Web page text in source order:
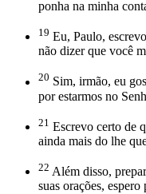
ponha na minha
19 Eu, Paulo,
não dizer que você
20 Sim, irmão, eu
por estarmos no
21 Escrevo certo de
ainda mais do lhe
22 Além disso,
suas orações,